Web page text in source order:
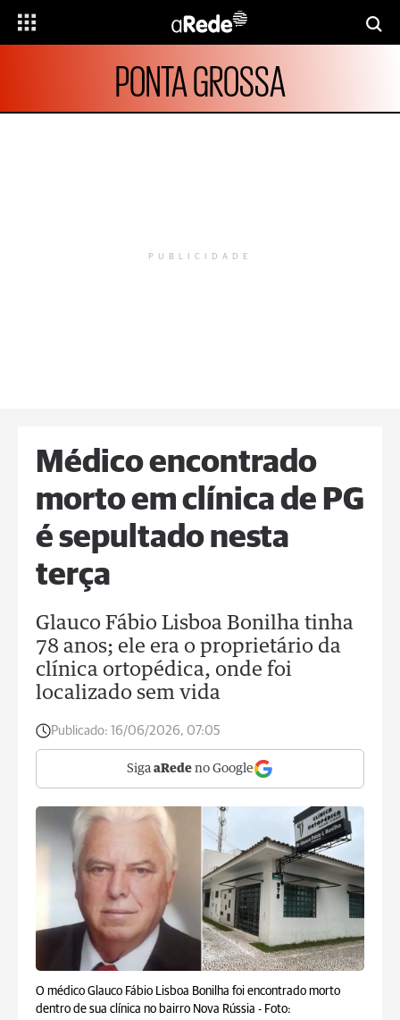
PONTA GROSSA
PUBLICIDADE
Médico encontrado
morto em clínica de PG
é sepultado nesta
terça
Glauco Fábio Lisboa Bonilha tinha
78 anos; ele era o proprietário da
clínica ortopédica, onde foi
localizado sem vida
Publicado: 16/06/2026, 07:05
Siga aRede no Google
O médico Glauco Fábio Lisboa Bonilha foi encontrado morto
dentro de sua clínica no bairro Nova Rússia - Foto: